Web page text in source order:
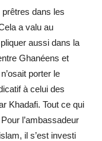
dans les
a valu au
aussi dans la
Ghanéens et
porter le
à celui des
Khadafi. Tout ce qui
l’ambassadeur
il s’est investi